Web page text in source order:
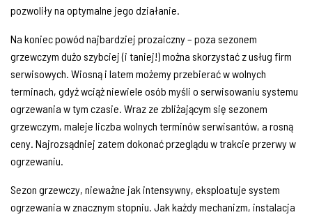
pozwoliły na optymalne jego działanie.
Na koniec powód najbardziej prozaiczny – poza sezonem
grzewczym dużo szybciej (i taniej!) można skorzystać z usług firm
serwisowych. Wiosną i latem możemy przebierać w wolnych
terminach, gdyż wciąż niewiele osób myśli o serwisowaniu systemu
ogrzewania w tym czasie. Wraz ze zbliżającym się sezonem
grzewczym, maleje liczba wolnych terminów serwisantów, a rosną
ceny. Najrozsądniej zatem dokonać przeglądu w trakcie przerwy w
ogrzewaniu.
Sezon grzewczy, nieważne jak intensywny, eksploatuje system
ogrzewania w znacznym stopniu. Jak każdy mechanizm, instalacja